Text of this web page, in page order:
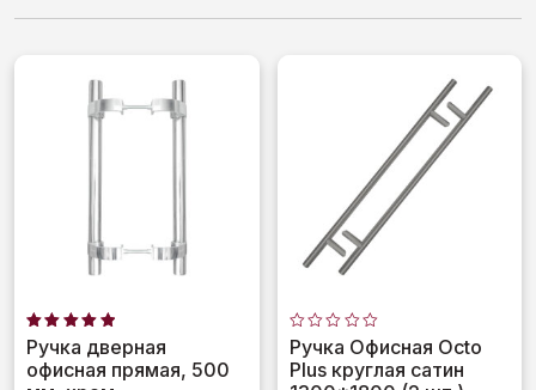
Оценка
5.00
из 5
Ручка дверная
офисная прямая, 500
Оценка
0
из
5
Ручка Офисная Octo
Plus круглая сатин